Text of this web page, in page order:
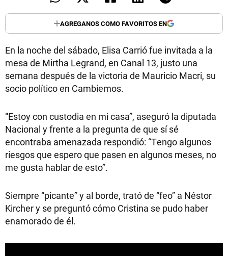
AGREGANOS COMO FAVORITOS EN
En la noche del sábado, Elisa Carrió fue invitada a la
mesa de Mirtha Legrand, en Canal 13, justo una
semana después de la victoria de Mauricio Macri, su
socio político en Cambiemos.
“Estoy con custodia en mi casa”, aseguró la diputada
Nacional y frente a la pregunta de que sí sé
encontraba amenazada respondió: “Tengo algunos
riesgos que espero que pasen en algunos meses, no
me gusta hablar de esto”.
Siempre “picante” y al borde, trató de “feo” a Néstor
Kircher y se preguntó cómo Cristina se pudo haber
enamorado de él.